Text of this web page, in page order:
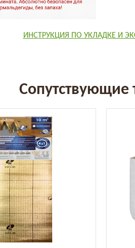
ИНСТРУКЦИЯ ПО УКЛАДКЕ И
Сопутствующие